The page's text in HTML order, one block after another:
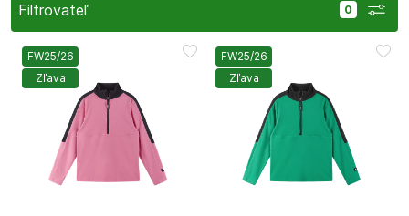
Filtrovateľ
FW25/26
Zľava
FW25/26
Zľava